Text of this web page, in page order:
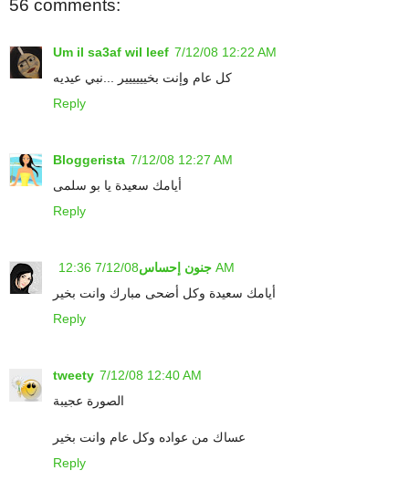
56 comments:
Um il sa3af wil leef 7/12/08 12:22 AM
كل عام وإنت بخيييييير ...نبي عيديه
Reply
Bloggerista 7/12/08 12:27 AM
أيامك سعيدة يا بو سلمى
Reply
جنون إحساس 7/12/08 12:36 AM
أيامك سعيدة وكل أضحى مبارك وانت بخير
Reply
tweety 7/12/08 12:40 AM
الصورة عجيبة
عساك من عواده وكل عام وانت بخير
Reply